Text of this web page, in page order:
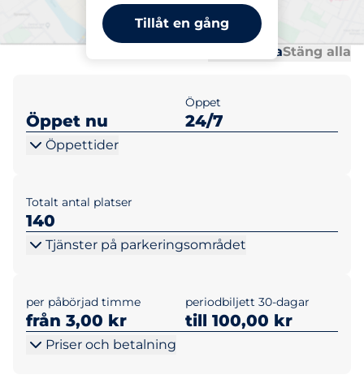
Tillåt en gång
Tiogatan - Duettgatan
Öppna allaStäng alla
Öppet nu
Öppet
24/7
Öppettider
Totalt antal platser
140
Tjänster på parkeringsområdet
per påbörjad timme
från 3,00 kr
periodbiljett 30-dagar
till 100,00 kr
Priser och betalning